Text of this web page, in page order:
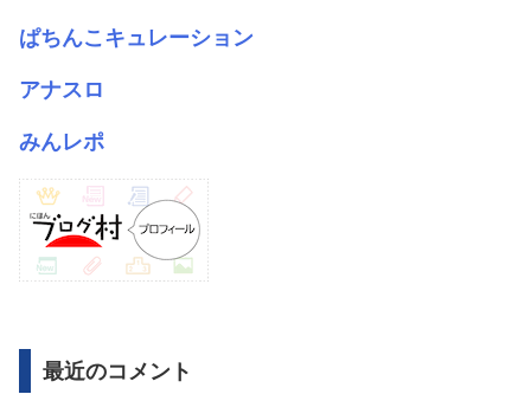
ぱちんこキュレーション
アナスロ
みんレポ
最近のコメント